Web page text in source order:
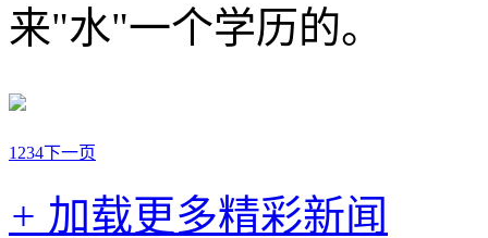
来"水"一个学历的。
1 234下一页
+ 加载更多精彩新闻